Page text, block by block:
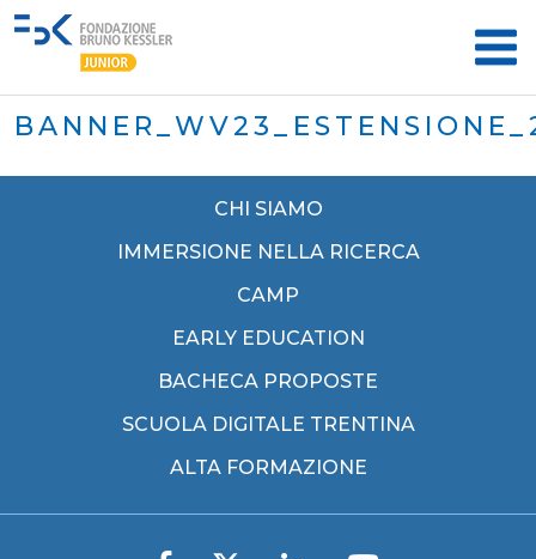
CHI SIAMO
IMMERSIONE NELLA RICERCA
CAMP
EARLY EDUCATION
BACHECA PROPOSTE
SCUOLA DIGITALE TRENTINA
ALTA FORMAZIONE